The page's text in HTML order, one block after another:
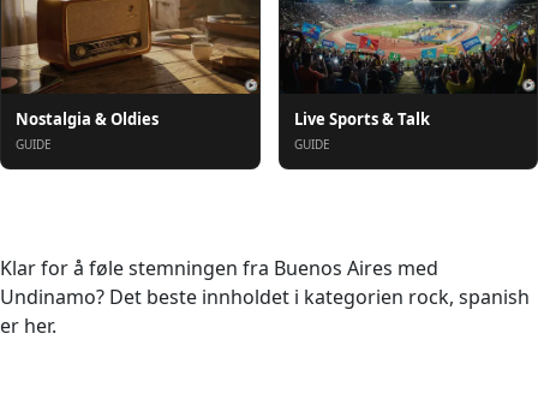
Nostalgia & Oldies
GUIDE
Live Sports & Talk
GUIDE
Klar for å føle stemningen fra Buenos Aires med
Undinamo? Det beste innholdet i kategorien rock, spanish
er her.